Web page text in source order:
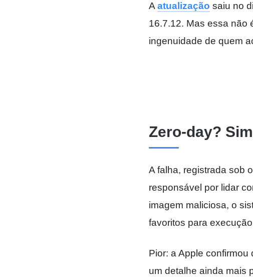
A atualização saiu no
16.7.12. Mas essa não
ingenuidade de quem
Zero-day?
A falha, registrada sob
responsável por lidar
imagem maliciosa, o
favoritos para
Pior: a Apple confirmou
um detalhe ainda mais